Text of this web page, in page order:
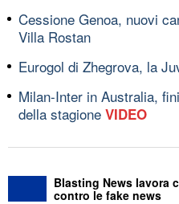
Cessione Genoa, nuovi
Villa Rostan
Eurogol di Zhegrova, la
Milan-Inter in Australia,
della stagione VIDEO
Blasting News lavora
contro le fake news